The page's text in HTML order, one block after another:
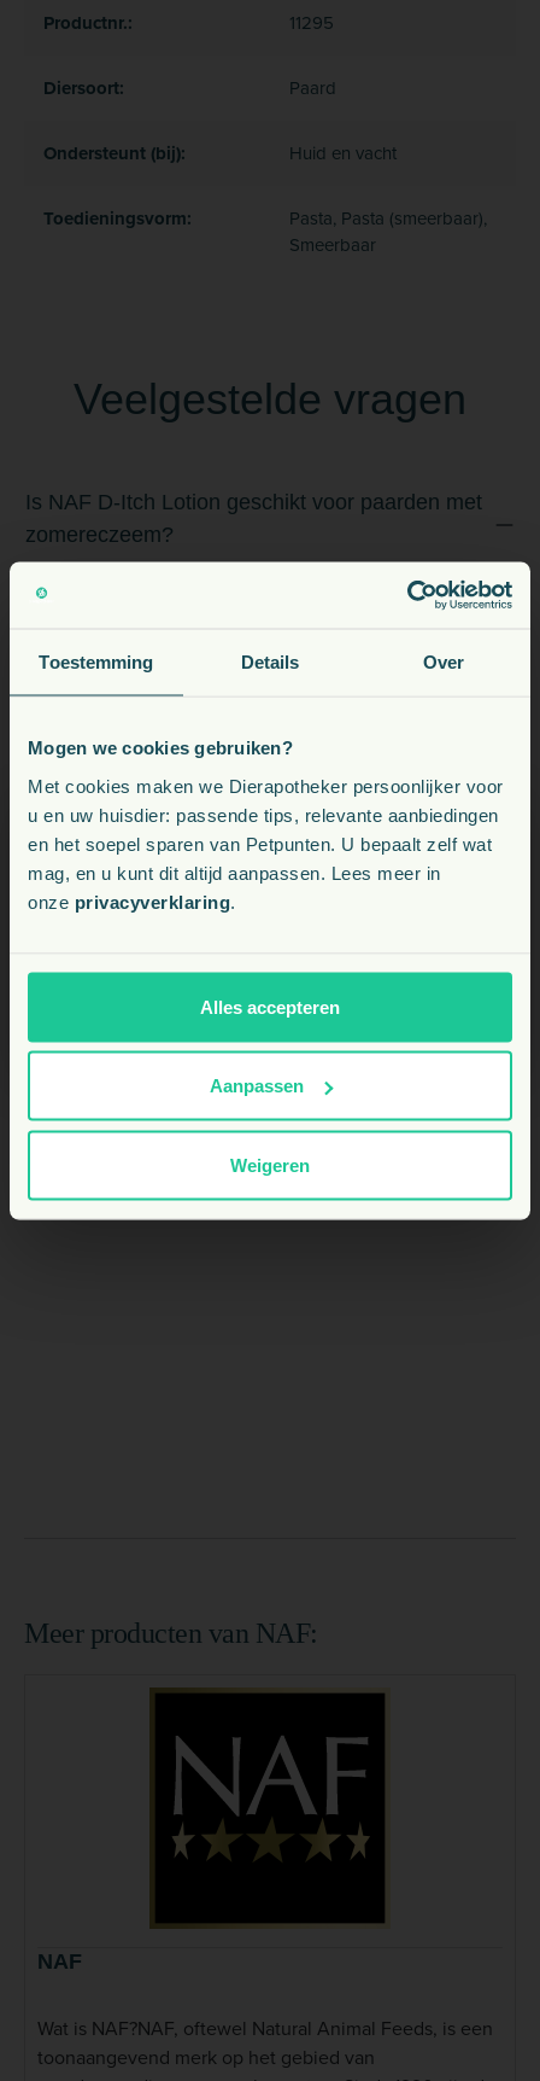
Toestemming Details Over
Mogen we cookies gebruiken?
Met cookies maken we Dierapotheker persoonlijker voor
u en uw huisdier: passende tips, relevante aanbiedingen
en het soepel sparen van Petpunten. U bepaalt zelf wat
mag, en u kunt dit altijd aanpassen. Lees meer in
onze privacyverklaring
Alles accepteren
Aanpassen
Weigeren
Productnr.: 11295
Diersoort: Paard
Ondersteunt (bij): Huid en vacht
Toedieningsvorm:
Pasta, Pasta (smeerbaar),
Smeerbaar
Veelgestelde vragen
Is NAF D-Itch Lotion geschikt voor paarden met
zomereczeem?
Ja, deze lotion wordt vaak gebruikt als verzachtende
verzorging bij paarden met zomereczeem.
mijn paard al heeft gekrabd of de huid kapot is?
Meer producten van NAF:
NAF
Wat is NAF?NAF, oftewel Natural Animal Feeds, is een
toonaangevend merk op het gebied van
Kies uw land:
BE